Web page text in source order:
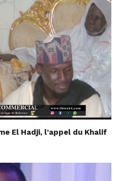
El Hadji, l’appel du Khalif